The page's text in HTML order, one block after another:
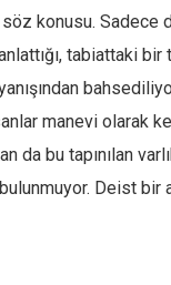
konusu.
tabiattaki
manevi olarak
da bu tapınılan
Deist bir